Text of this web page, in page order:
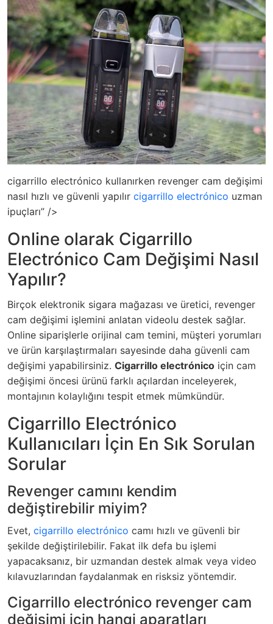
cigarrillo electrónico kullanırken revenger cam değişimi
nasıl hızlı ve güvenli yapılır cigarrillo electrónico uzman
ipuçları” />
Online olarak Cigarrillo
Electrónico Cam Değişimi Nasıl
Yapılır?
Birçok elektronik sigara mağazası ve üretici, revenger
cam değişimi işlemini anlatan videolu destek sağlar.
Online siparişlerle orijinal cam temini, müşteri yorumları
ve ürün karşılaştırmaları sayesinde daha güvenli cam
değişimi yapabilirsiniz. Cigarrillo electrónico için cam
değişimi öncesi ürünü farklı açılardan inceleyerek,
montajının kolaylığını tespit etmek mümkündür.
Cigarrillo Electrónico
Kullanıcıları İçin En Sık Sorulan
Sorular
Revenger camını kendim
değiştirebilir miyim?
Evet, cigarrillo electrónico camı hızlı ve güvenli bir
şekilde değiştirilebilir. Fakat ilk defa bu işlemi
yapacaksanız, bir uzmandan destek almak veya video
kılavuzlarından faydalanmak en risksiz yöntemdir.
Cigarrillo electrónico revenger cam
değişimi için hangi aparatları